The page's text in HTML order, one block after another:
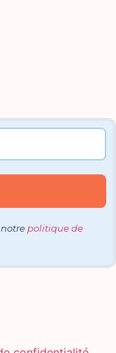
politique de